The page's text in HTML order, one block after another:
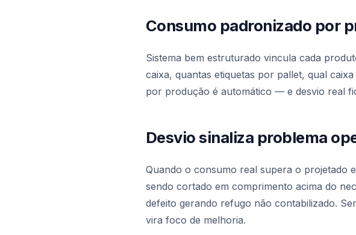
Consumo padronizado por
Sistema bem estruturado vincula cada
caixa, quantas etiquetas por pallet, qual
por produção é automático — e desvio real
Desvio sinaliza problema
Quando o consumo real supera o projetado
sendo cortado em comprimento acima do
defeito gerando refugo não contabilizado.
vira foco de melhoria.